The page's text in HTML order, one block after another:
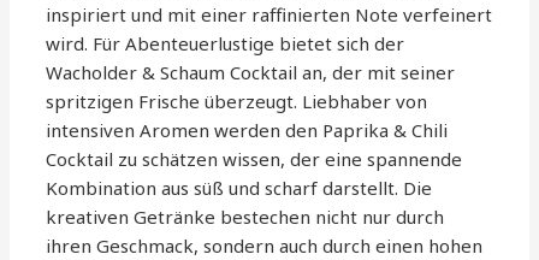
inspiriert und mit einer raffinierten Note verfeinert
wird. Für Abenteuerlustige bietet sich der
Wacholder & Schaum Cocktail an, der mit seiner
spritzigen Frische überzeugt. Liebhaber von
intensiven Aromen werden den Paprika & Chili
Cocktail zu schätzen wissen, der eine spannende
Kombination aus süß und scharf darstellt. Die
kreativen Getränke bestechen nicht nur durch
ihren Geschmack, sondern auch durch einen hohen